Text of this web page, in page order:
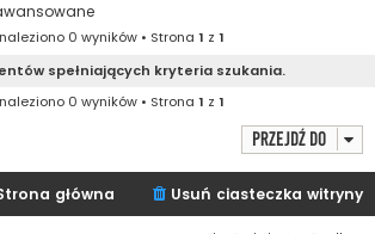
0 wyników • Strona 1 z 1
spełniających kryteria szukania.
0 wyników • Strona 1 z 1
Przejdź do
główna Usuń ciasteczka witryny